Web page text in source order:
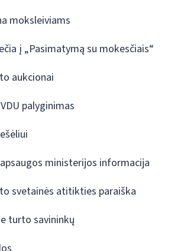
moksleiviams
į „Pasimatymą su mokesčiais“
aukcionai
palyginimas
ministerijos informacija
svetainės atitikties paraiška
turto savininkų